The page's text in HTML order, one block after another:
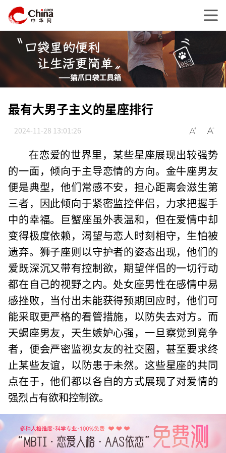
最有大男子主义的星座排行
2024-11-28 13:01:26
在恋爱的世界里，某些星座展现出较强势
的一面，倾向于主导恋情的方向。金牛座男友
便是典型，他们常感不安，担心距离会滋生第
三者，因此倾向于紧密监控伴侣，力求把握手
中的幸福。巨蟹座虽外表温和，但在爱情中却
变得极度依赖，渴望与恋人时刻相守，生怕被
遗弃。狮子座则以守护者的姿态出现，他们的
爱既深沉又带有控制欲，期望伴侣的一切行动
都在自己的视野之内。处女座男性在感情中易
感挫败，当付出未能获得预期回应时，他们可
能采取更严格的看管措施，以防失去对方。而
天蝎座男友，天生嫉妒心强，一旦察觉到竞争
者，便会严密监视女友的社交圈，甚至要求终
止某些友谊，以防患于未然。这些星座的共同
点在于，他们都以各自的方式展现了对爱情的
强烈占有欲和控制欲。